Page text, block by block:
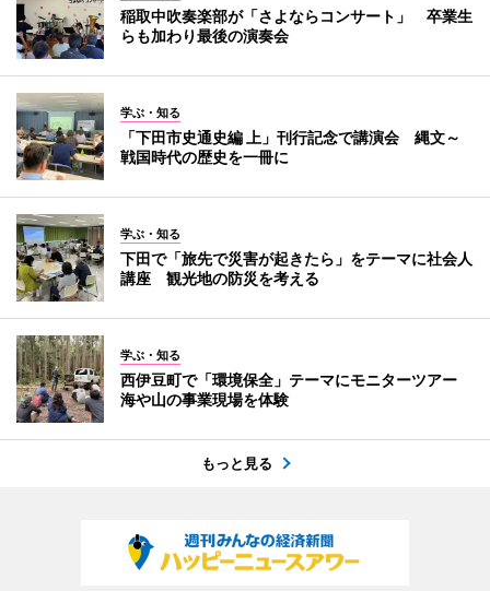
稲取中吹奏楽部が「さよならコンサート」 卒業生
らも加わり最後の演奏会
学ぶ・知る
「下田市史通史編 上」刊行記念で講演会 縄文～
戦国時代の歴史を一冊に
学ぶ・知る
下田で「旅先で災害が起きたら」をテーマに社会人
講座 観光地の防災を考える
学ぶ・知る
西伊豆町で「環境保全」テーマにモニターツアー
海や山の事業現場を体験
もっと見る